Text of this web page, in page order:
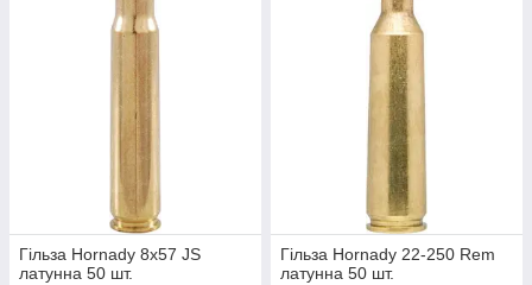
Гільза Hornady 8х57 JS
латунна 50 шт.
Гільза Hornady 22-250 Rem
латунна 50 шт.